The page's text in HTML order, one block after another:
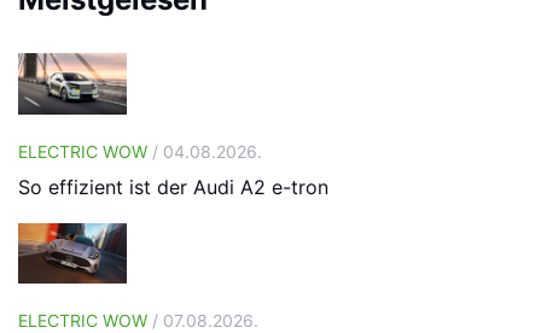
ELECTRIC WOW / 04.08.2026.
So effizient ist der Audi A2 e-tron
ELECTRIC WOW / 07.08.2026.